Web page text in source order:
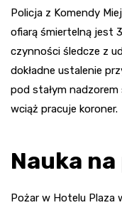
Policja z Komendy
ofiarą śmiertelną jest
czynności śledcze z
dokładne ustalenie
pod stałym
wciąż pracuje koroner.
Nauka na
Pożar w Hotelu Plaza